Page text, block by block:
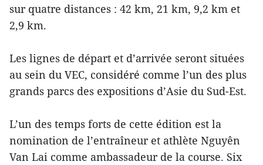
sur quatre distances : 42 km, 21 km, 9,2 km et
2,9 km.
Les lignes de départ et d’arrivée seront situées
au sein du VEC, considéré comme l’un des plus
grands parcs des expositions d’Asie du Sud-Est.
L’un des temps forts de cette édition est la
nomination de l’entraîneur et athlète Nguyên
Van Lai comme ambassadeur de la course. Six